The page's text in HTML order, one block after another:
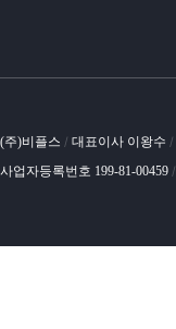
(주)비플스 / 대표이사 이왕수 /
사업자등록번호 199-81-00459 /